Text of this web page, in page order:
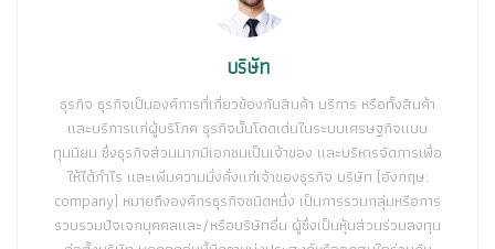
บริษัท
ธุรกิจ ธุรกิจเป็นองค์การที่เกี่ยวข้องกับสินค้า บริการ หรือทั้งสินค้า
และบริการแก่ผู้บริโภค ธุรกิจนั้นโดดเด่นในระบบเศรษฐกิจแบบ
ทุนนิยม ซึ่งธุรกิจส่วนมากมีเอกชนเป็นเจ้าของ และบริหารจัดการเพื่อ
ให้ได้กำไร และเพิ่มความมั่งคั่งแก่เจ้าของธุรกิจ บริษัท (อังกฤษ:
company) หมายถึงองค์กรธุรกิจชนิดหนึ่ง เป็นการรวมกลุ่มหรือการ
รวบรวมปัจเจกบุคคลและ/หรือบริษัทอื่น ผู้ซึ่งเป็นหุ้นส่วนร่วมลงทุน